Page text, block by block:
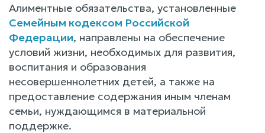
Алиментные обязательства, установленные
Семейным кодексом Российской
Федерации, направлены на обеспечение
условий жизни, необходимых для развития,
воспитания и образования
несовершеннолетних детей, а также на
предоставление содержания иным членам
семьи, нуждающимся в материальной
поддержке.